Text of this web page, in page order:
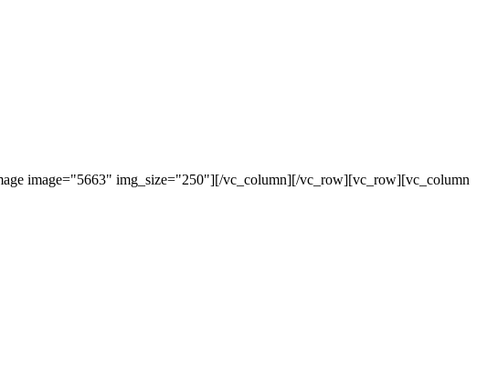
image="5663" img_size="250"][/vc_column][/vc_row][vc_row][vc_column